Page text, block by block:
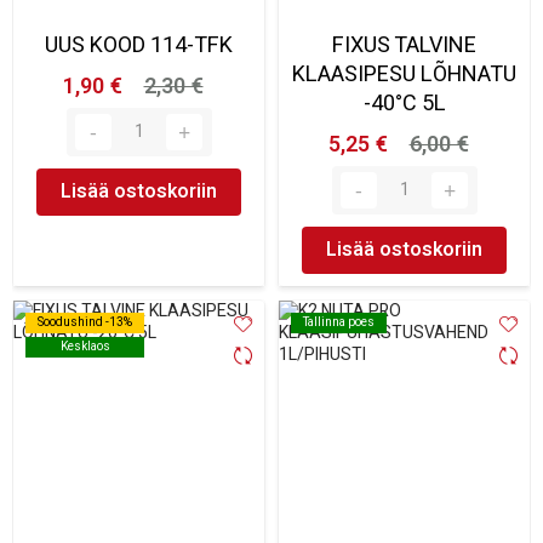
UUS KOOD 114-TFK
1,90 €
2,30 €
Lisää ostoskoriin
FIXUS TALVINE
KLAASIPESU LÕHNATU
-40°C 5L
5,25 €
6,00 €
Lisää ostoskoriin
Soodushind -13%
Kesklaos
Soodushind -13%
Kesklaos
Tallinna poes
Tallinna poes